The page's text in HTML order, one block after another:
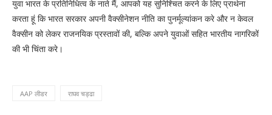
युवा भारत के प्रतिनिधित्व के नाते मैं, आपको यह सुनिश्चित करने के लिए प्रार्थना
करता हूं कि भारत सरकार अपनी वैक्सीनेशन नीति का पुनर्मूल्यांकन करे और न केवल
वैक्सीन को लेकर राजनयिक प्रस्तावों की, बल्कि अपने युवाओं सहित भारतीय नागरिकों
की भी चिंता करे।
AAP लीडर राघव चड्ढा